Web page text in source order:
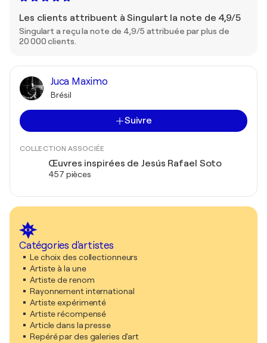
Les clients attribuent à Singulart la note de 4,9/5
Singulart a reçu la note de 4,9/5 attribuée par plus de
20 000 clients.
Juca Maximo
Brésil
Suivre
COLLECTION ASSOCIÉE
Œuvres inspirées de Jesús Rafael Soto
457 pièces
Catégories d'artistes
Le choix des collectionneurs
Artiste à la une
Artiste de renom
Rayonnement international
Artiste expérimenté
Artiste récompensé
Article dans la presse
Repéré par des galeries d'art